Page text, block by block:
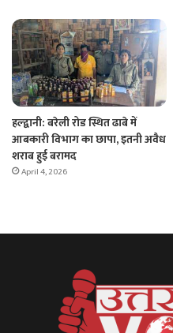
हल्द्वानी: बरेली रोड स्थित ढाबे में
आबकारी विभाग का छापा, इतनी अवैध
शराब हुई बरामद
April 4, 2026